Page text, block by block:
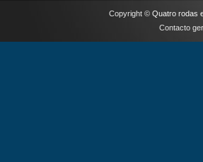
Copyright © Quatro rodas
Contacto